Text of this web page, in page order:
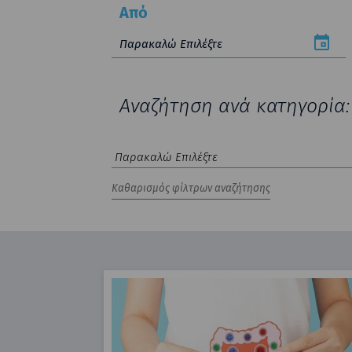
Από
Αναζήτηση ανά κατηγορία: